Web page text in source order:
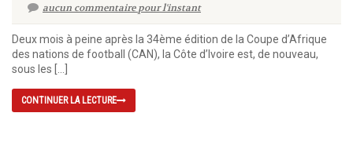
aucun commentaire pour l'instant
Deux mois à peine après la 34ème édition de la Coupe d’Afrique
des nations de football (CAN), la Côte d’Ivoire est, de nouveau,
sous les […]
CONTINUER LA LECTURE